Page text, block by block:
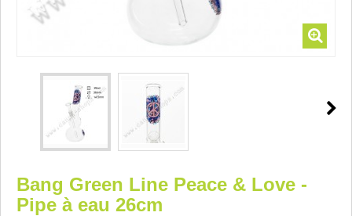
Bang Green Line Peace & Love -
Pipe à eau 26cm